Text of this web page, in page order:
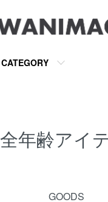
CATEGORY
全年齢アイ
GOODS